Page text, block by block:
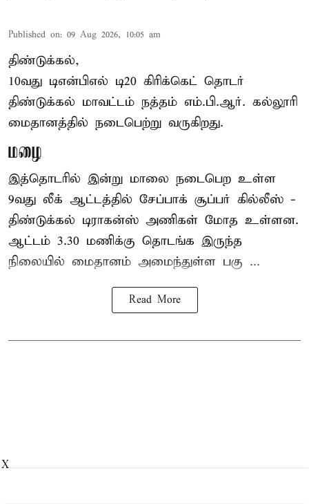
Published on: 09 Aug 2026, 10:05 am
திண்டுக்கல்,
10வது டிஎன்பிஎல் டி20 கிரிக்கெட் தொடர்
திண்டுக்கல் மாவட்டம் நத்தம் எம்.பி.ஆர். கல்லூரி
மைதானத்தில் நடைபெற்று வருகிறது.
மழை
இத்தொடரில் இன்று மாலை நடைபெற உள்ள
9வது லீக் ஆட்டத்தில் சேப்பாக் சூப்பர் கில்லீஸ் -
திண்டுக்கல் டிராகன்ஸ் அணிகள் மோத உள்ளன.
ஆட்டம் 3.30 மணிக்கு தொடங்க இருந்த
நிலையில் மைதானம் அமைந்துள்ள பகு ...
Read More
X